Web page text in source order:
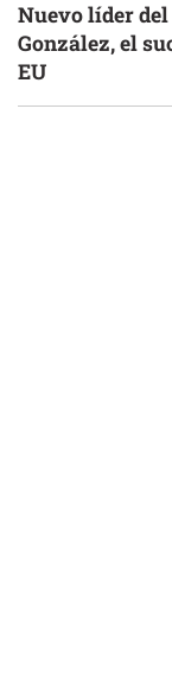
Nuevo líder del
González, el
EU